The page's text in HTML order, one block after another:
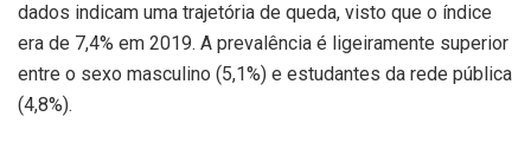
dados indicam uma trajetória de queda, visto que o índice
era de 7,4% em 2019. A prevalência é ligeiramente superior
entre o sexo masculino (5,1%) e estudantes da rede pública
(4,8%).